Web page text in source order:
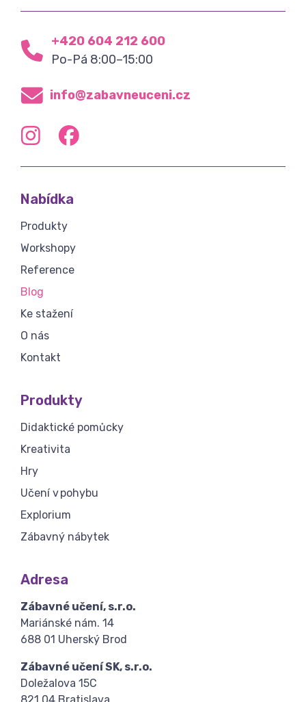
+420 604 212 600
Po-Pá 8:00–15:00
info@zabavneuceni.cz
Nabídka
Produkty
Workshopy
Reference
Blog
Ke stažení
O nás
Kontakt
Produkty
Didaktické pomůcky
Kreativita
Hry
Učení v pohybu
Explorium
Zábavný nábytek
Adresa
Zábavné učení, s.r.o.
Mariánské nám. 14
688 01 Uherský Brod
Zábavné učení SK, s.r.o.
Doležalova 15C
821 04 Bratislava